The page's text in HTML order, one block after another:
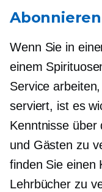
Abonnieren
Wenn Sie in
einem
Service
serviert, ist es
Kenntnisse über
und Gästen zu
finden Sie einen
Lehrbücher zu